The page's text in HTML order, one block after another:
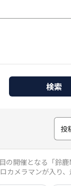
検索
投
開催となる「鈴
メラマンが入り